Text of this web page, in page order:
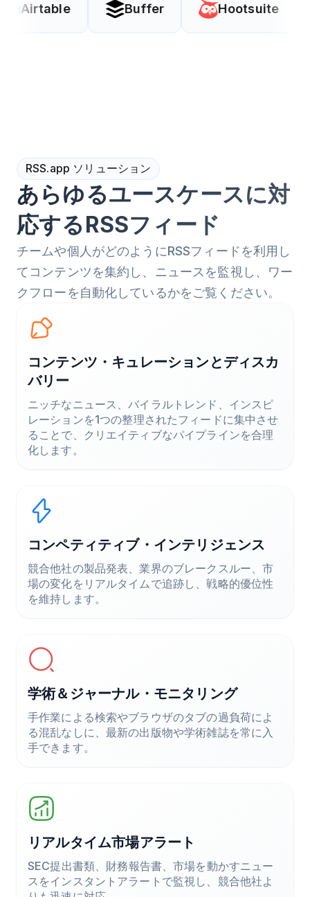
Buffer Hootsuite Coda
RSS.app ソリューション
あらゆるユースケースに対
応するRSSフィード
チームや個人がどのようにRSSフィードを利用し
てコンテンツを集約し、ニュースを監視し、ワー
クフローを自動化しているかをご覧ください。
コンテンツ・キュレーションとディスカ
バリー
ニッチなニュース、バイラルトレンド、インスピ
レーションを1つの整理されたフィードに集中させ
ることで、クリエイティブなパイプラインを合理
化します。
コンペティティブ・インテリジェンス
競合他社の製品発表、業界のブレークスルー、市
場の変化をリアルタイムで追跡し、戦略的優位性
を維持します。
学術＆ジャーナル・モニタリング
手作業による検索やブラウザのタブの過負荷によ
る混乱なしに、最新の出版物や学術雑誌を常に入
手できます。
リアルタイム市場アラート
SEC提出書類、財務報告書、市場を動かすニュー
スをインスタントアラートで監視し、競合他社よ